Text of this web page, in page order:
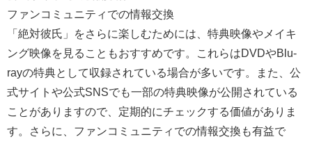
ファンコミュニティでの情報交換
「絶対彼氏」をさらに楽しむためには、特典映像やメイキ
ング映像を見ることもおすすめです。これらはDVDやBlu-
rayの特典として収録されている場合が多いです。また、公
式サイトや公式SNSでも一部の特典映像が公開されている
ことがありますので、定期的にチェックする価値がありま
す。さらに、ファンコミュニティでの情報交換も有益で